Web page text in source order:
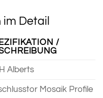
Detail
/
Alberts
Mosaik Profile